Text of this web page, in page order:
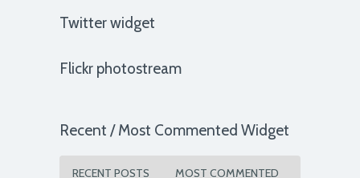
fallait. Je n’hésiterai pas à refaire
appel à eux au prochain
ans.
m’occuper de la vente de ma
Twitter widget
Flickr photostream
Recent / Most Commented Widget
RECENT POSTS MOST COMMENTED